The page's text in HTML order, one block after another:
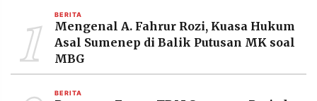
1 BERITA
Mengenal A. Fahrur Rozi, Kuasa Hukum
Asal Sumenep di Balik Putusan MK soal
MBG
BERITA